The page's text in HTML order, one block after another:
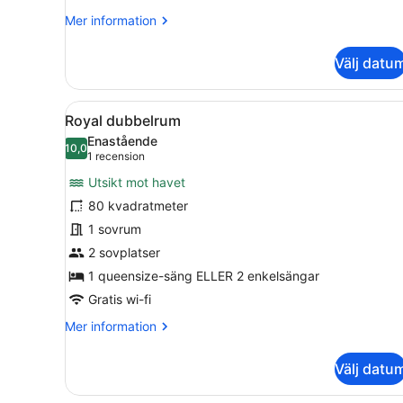
Mer information
Mer
rum
havsutsikt
Välj
Öppna
alla
foton
Royal
dubbelrum
Ett sovrum med en
10
Royal dubbelrum
10,010,0 av 10
Enastående
1 recension
(1 recension)
Utsikt mot havet
80 kvadratmeter
1 sovrum
2 sovplatser
1 queensize-säng ELLER 2 enkelsängar
Gratis wi-fi
Mer information
Mer
dubbelrum
Välj